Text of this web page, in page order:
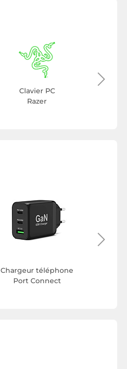
Clavier PC
Razer
Chargeur téléphone
Port Connect